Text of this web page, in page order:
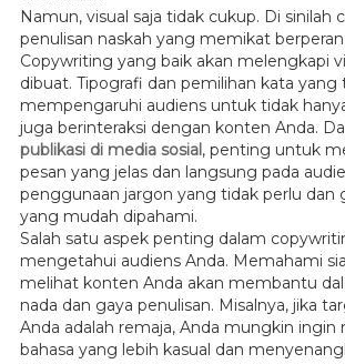
Namun, visual saja tidak cukup. Di sinilah
penulisan naskah yang memikat
Copywriting yang baik akan melengkapi
dibuat. Tipografi dan pemilihan kata
mempengaruhi audiens untuk tidak
juga berinteraksi dengan konten Anda.
publikasi di media sosial, penting untuk
pesan yang jelas dan langsung pada
penggunaan jargon yang tidak perlu dan
yang mudah dipahami.
Salah satu aspek penting dalam
mengetahui audiens Anda. Memahami
melihat konten Anda akan membantu
nada dan gaya penulisan. Misalnya, jika
Anda adalah remaja, Anda mungkin
bahasa yang lebih kasual dan